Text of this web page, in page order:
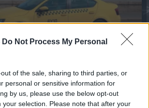
Do Not Process My Personal
of the sale, sharing to third parties, or
personal or sensitive information for
by us, please use the below opt-out
your selection. Please note that after your
nyaralás külföldön: hét egyszerű
a magyar utazók csökkenthetik
lábnyomukat
2026.08.07. 12:48